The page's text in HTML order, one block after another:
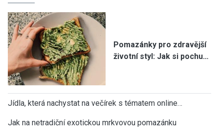
Pomazánky pro zdravější
životní styl: Jak si pochu…
Jídla, která nachystat na večírek s tématem online…
Jak na netradiční exotickou mrkvovou pomazánku